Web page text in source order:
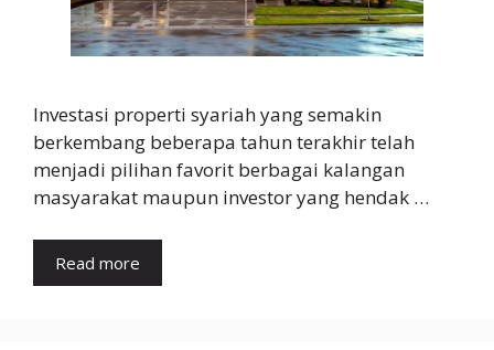
Investasi properti syariah yang semakin
berkembang beberapa tahun terakhir telah
menjadi pilihan favorit berbagai kalangan
masyarakat maupun investor yang hendak …
Read more